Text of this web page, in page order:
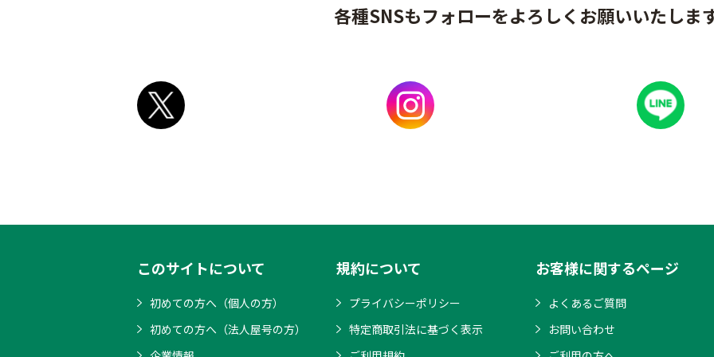
各種SNSもフォローをよろしくお願いいたしま
このサイトについて
初めての方へ（個人の方）
初めての方へ（法人屋号の方）
規約について
プライバシーポリシー
特定商取引法に基づく表示
お客様に関するページ
よくあるご質問
お問い合わせ